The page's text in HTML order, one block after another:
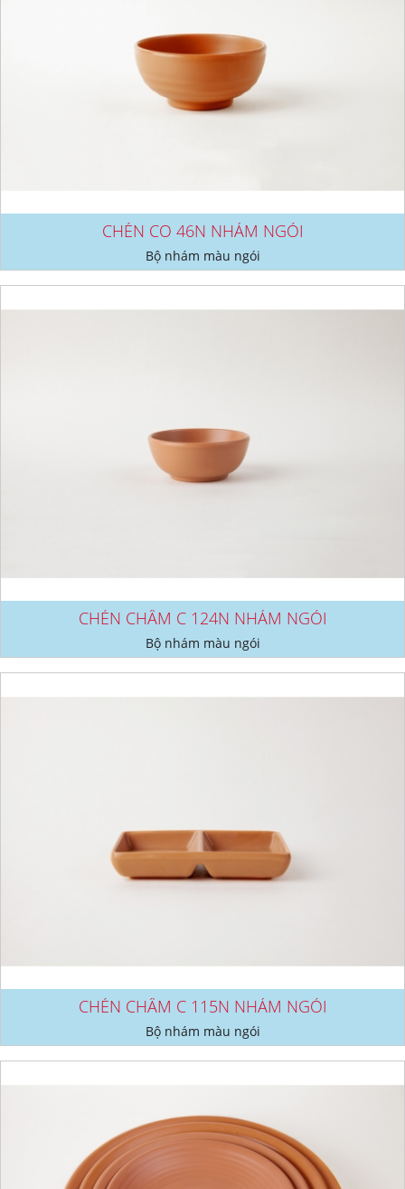
CHÉN CO 46N NHÁM NGÓI
Bộ nhám màu ngói
CHÉN CHẤM C 124N NHÁM NGÓI
Bộ nhám màu ngói
CHÉN CHẤM C 115N NHÁM NGÓI
Bộ nhám màu ngói